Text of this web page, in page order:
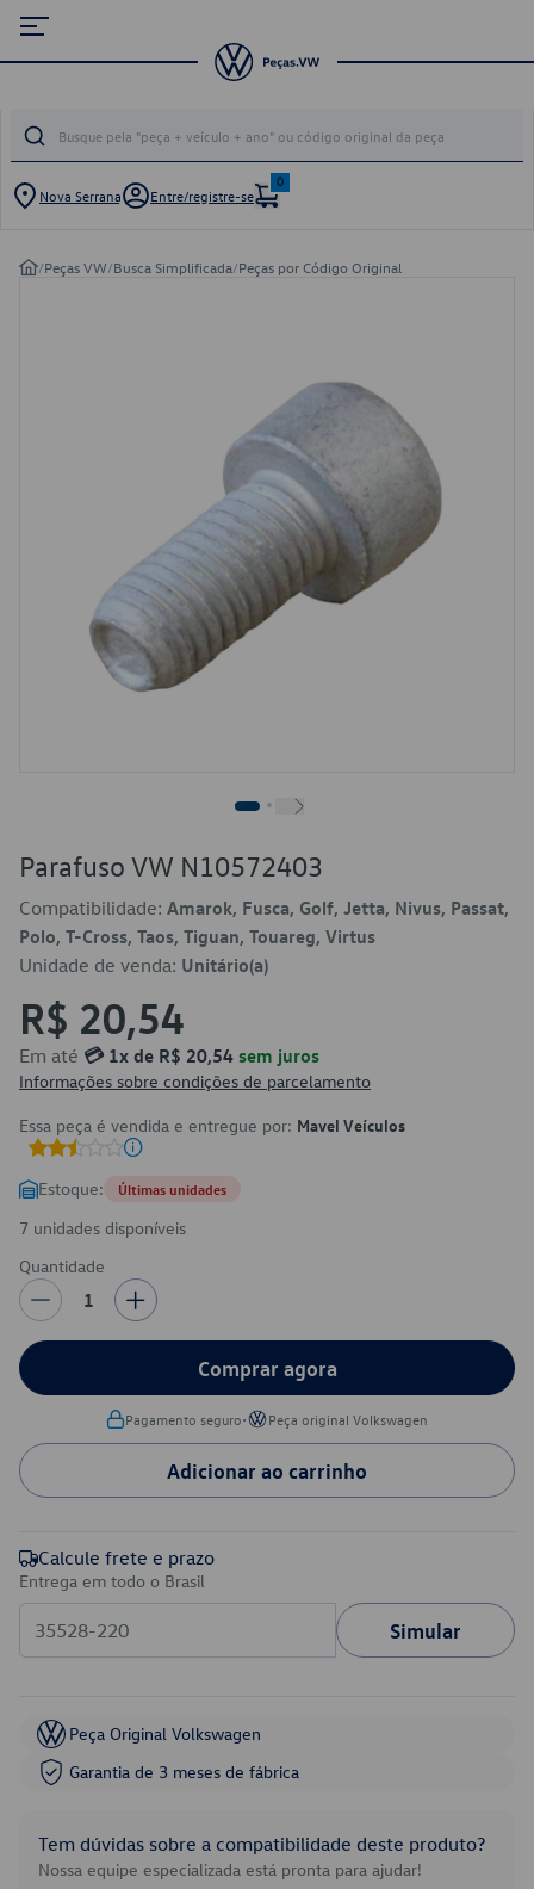
Nova Serrana Entre/registre-se
0
/Peças VW/Busca Simplificada/Peças por Código Original
Parafuso VW N10572403
Compatibilidade: Amarok, Fusca, Golf, Jetta, Nivus, Passat,
Polo, T-Cross, Taos, Tiguan, Touareg, Virtus
Unidade de venda: Unitário(a)
R$ 20,54
Em até 💳 1x de R$ 20,54 sem juros
Informações sobre condições de parcelamento
Essa peça é vendida e entregue por: Mavel Veículos
Estoque: Últimas unidades
7 unidades disponíveis
Quantidade
1
Comprar agora
Pagamento seguro• Peça original Volkswagen
Adicionar ao carrinho
Calcule frete e prazo
Entrega em todo o Brasil
Simular
Peça Original Volkswagen
Garantia de 3 meses de fábrica
Tem dúvidas sobre a compatibilidade deste produto?
Nossa equipe especializada está pronta para ajudar!